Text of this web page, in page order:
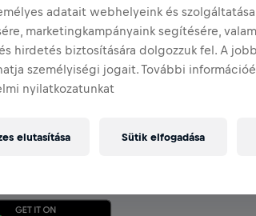
AZ ALKALMAZÁSBAN
akár sajátot hozol létre, fedezz fel
az alkalmazásban: csevegés,
adatait webhelyeink és
marketingkampányaink segítésére,
hirdetés biztosítására dolgozzuk fel. A
személyiségi jogait. További
nyilatkozatunkat
elutasítása Sütik elfogadása